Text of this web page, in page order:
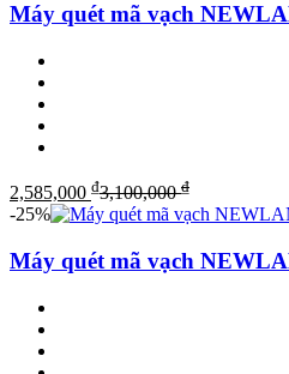
Máy quét mã vạch
2,585,000 ₫3,100,000₫
-25%
Máy quét mã vạch